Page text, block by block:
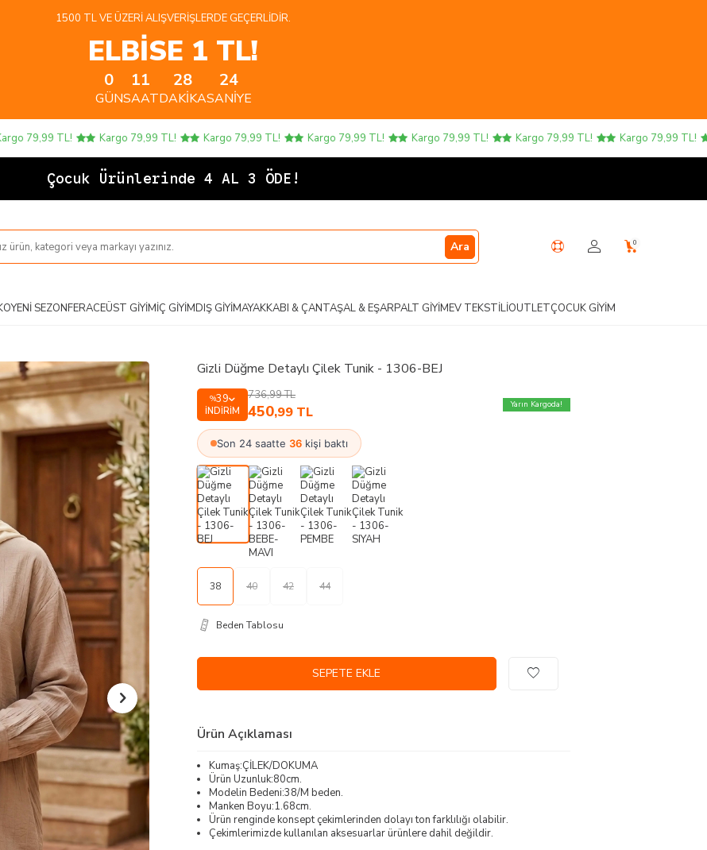
1500 TL VE ÜZERI ALIŞVERIŞLERDE GEÇERLIDIR.
ELBİSE 1 TL!
0
GÜN
11
SAAT
28
DAKIKA
24
SANIYE
79,99 TL! Kargo 79,99 TL! Kargo 79,99 TL! Kargo 79,99 TL! Kargo 79,99 TL! Kargo 79,99 TL! Kargo 79,99 TL!
Ço
Ara 0
YENI SEZONFERACEÜST GIYIMİÇ GIYIMDIŞ GIYIMAYAKKABI & ÇANTAŞAL & EŞARPALT GIYIMEV TEKSTILIOUTLETÇOCUK GIYIM
Gizli Düğme Detaylı Çilek Tunik - 1306-BEJ
%39
İNDIRIM
736,99TL
450,99 TL Yarın Kargoda!
Son 24 saatte 36 kişi baktı
38 40 42 44
Beden Tablosu
SEPETE EKLE
Ürün Açıklaması
Kumaş:ÇİLEK/DOKUMA
Ürün Uzunluk:80cm.
Modelin Bedeni:38/M beden.
Manken Boyu:1.68cm.
Ürün renginde konsept çekimlerinden dolayı ton farklılığı olabilir.
Çekimlerimizde kullanılan aksesuarlar ürünlere dahil değildir.